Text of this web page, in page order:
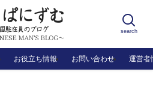
search
お役立ち情報 お問い合わせ 運営者